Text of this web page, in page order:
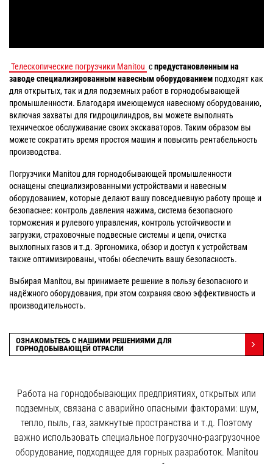
Телескопические погрузчики Manitou спредустановленным на
заводе специализированным навесным оборудованием подходят как
для открытых, так и для подземных работ в горнодобывающей
промышленности. Благодаря имеющемуся навесному оборудованию,
включая захваты для гидроцилиндров, вы можете выполнять
техническое обслуживание своих экскаваторов. Таким образом вы
можете сократить время простоя машин и повысить рентабельность
производства.
Погрузчики Manitou для горнодобывающей промышленности
оснащены специализированными устройствами и навесным
оборудованием, которые делают вашу повседневную работу проще и
безопаснее: контроль давления нажима, система безопасного
торможения и рулевого управления, контроль устойчивости и
загрузки, страховочные подвесные системы и цепи, очистка
выхлопных газов и т.д. Эргономика, обзор и доступ к устройствам
также оптимизированы, чтобы обеспечить вашу безопасность.
Выбирая Manitou, вы принимаете решение в пользу безопасного и
надёжного оборудования, при этом сохраняя свою эффективность и
производительность.
ОЗНАКОМЬТЕСЬ С НАШИМИ РЕШЕНИЯМИ ДЛЯ
ГОРНОДОБЫВАЮЩЕЙ ОТРАСЛИ
Работа на горнодобывающих предприятиях, открытых или
подземных, связана с аварийно опасными факторами: шум,
тепло, пыль, газ, замкнутые пространства и т.д. Поэтому
важно использовать специальное погрузочно-разгрузочное
оборудование, подходящее для горных разработок. Manitou